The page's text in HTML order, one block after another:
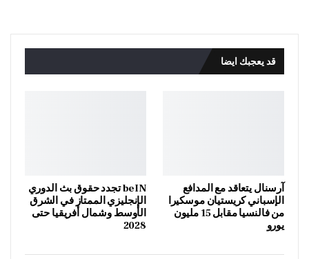
قد يعجبك ايضا
آرسنال يتعاقد مع المدافع
الإسباني كريستيان موسكيرا
من فالنسيا مقابل 15 مليون
يورو
beIN تجدد حقوق بث الدوري
الإنجليزي الممتاز في الشرق
الأوسط وشمال أفريقيا حتى
2028